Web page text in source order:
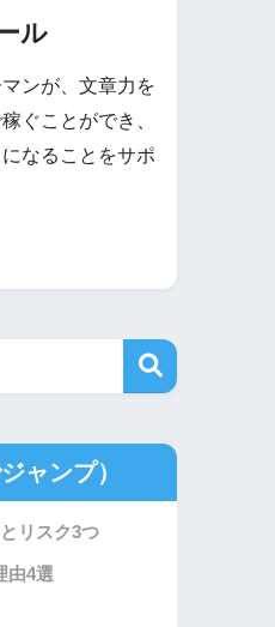
ル
ンが、文章力を
ぐことができ、
なることをサポ
ャンプ）
リスク3つ
由4選